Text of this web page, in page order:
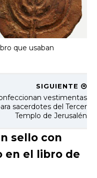
que usaban
SIGUIENTE
vestimentas
sacerdotes del Tercer
Templo de Jerusalén
sello con
en el libro de